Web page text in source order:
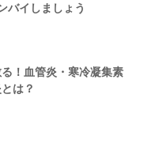
バイしましょう
！血管炎・寒冷凝集素
は？